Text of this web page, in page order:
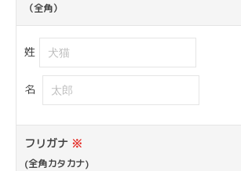
（全角）
姓
名
フリガナ ※
(全角カタカナ)